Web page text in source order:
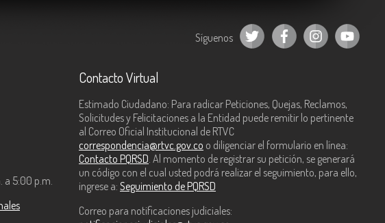
Síguenos
a 5:00 p.m.
Contacto Virtual
Estimado Ciudadano: Para radicar Peticiones, Quejas, Reclamos,
Solicitudes y Felicitaciones a la Entidad puede remitir lo pertinente
al Correo Oficial Institucional de RTVC
correspondencia@rtvc.gov.co o diligenciar el formulario en línea:
Contacto PQRSD . Al momento de registrar su petición, se generará
un código con el cual usted podrá realizar el seguimiento, para ello,
ingrese a: Seguimiento de PQRSD
Correo para notificaciones judiciales: